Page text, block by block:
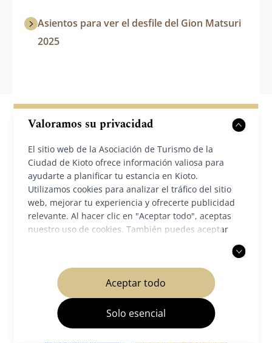
Valoramos su privacidad
El sitio web de la Asociación de Turismo de la
Ciudad de Kioto ofrece información valiosa para
ayudarte a planificar tu estancia en Kioto.
Utilizamos cookies para analizar el tráfico del sitio
web, mejorar tu experiencia y ofrecerte publicidad
relevante. Al hacer clic en "Aceptar todo", aceptas
nuestro uso de cookies. También puedes aceptar
Aceptar todo
Solo esencial
Asientos para ver el desfile del Gion Matsuri
2025
Volver a Noticias
Nuestros socios